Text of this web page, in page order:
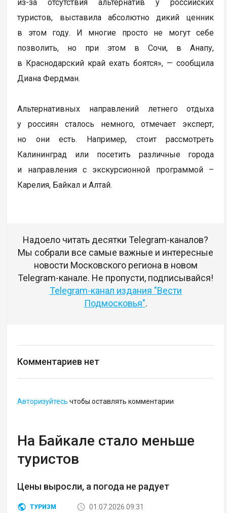
из-за отсутствия альтернатив у российских
туристов, выставила абсолютно дикий ценник
в этом году. И многие просто не могут себе
позволить, но при этом в Сочи, в Анапу,
в Краснодарский край ехать боятся», — сообщила
Диана Фердман.
Альтернативных направлений летнего отдыха
у россиян сталось немного, отмечает эксперт,
но они есть. Например, стоит рассмотреть
Калининград или посетить различные города
и направления с экскурсионной программой –
Карелия, Байкал и Алтай.
Надоело читать десятки Telegram-каналов?
Мы собрали все самые важные и интересные
новости Московского региона в новом
Telegram-канале. Не пропусти, подписывайся!
Telegram-канал издания "Вести
Подмосковья".
Комментариев нет
Авторизуйтесь чтобы оставлять комментарии
На Байкале стало меньше
туристов
Цены выросли, а погода не радует
ТУРИЗМ
01.07.2026 09:31